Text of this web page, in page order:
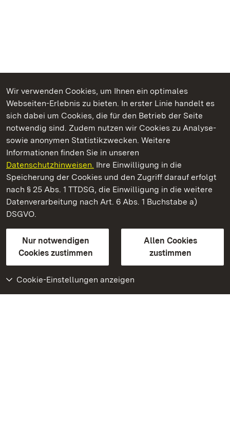
Wir verwenden Cookies, um Ihnen ein optimales
Webseiten-Erlebnis zu bieten. In erster Linie handelt es
sich dabei um Cookies, die für den Betrieb der Seite
notwendig sind. Zudem nutzen wir Cookies zu Analyse-
sowie anonymen Statistikzwecken. Weitere
Informationen finden Sie in unseren
Datenschutzhinweisen. Ihre Einwilligung in die
Speicherung der Cookies und den Zugriff darauf erfolgt
nach § 25 Abs. 1 TTDSG, die Einwilligung in die weitere
Datenverarbeitung nach Art. 6 Abs. 1 Buchstabe a)
DSGVO.
Nur notwendigen
Cookies zustimmen
Allen Cookies
zustimmen
Cookie-Einstellungen anzeigen
Kommen. Staunen. Genießen.
Schloss und Schlossgarten Weikersheim
Staatliche Schlösser und Gärten Baden-Württemberg
Kontakt
GebärdenspracheLeichte Sprache
Erklärung zur Barrierefreiheit
BITV-konform (geprüfte Seiten)
Weiteres